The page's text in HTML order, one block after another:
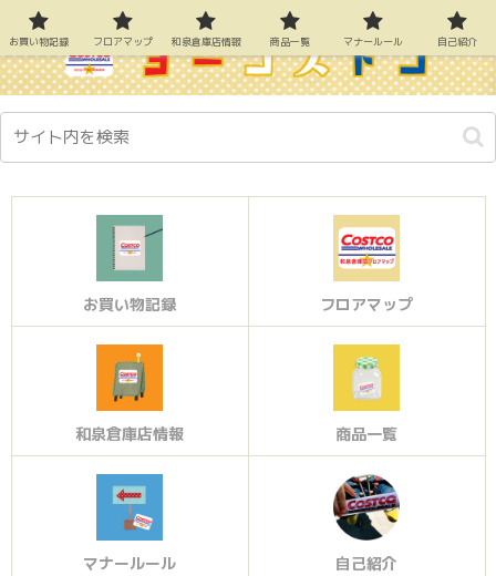
お買い物記録 フロアマップ
和泉倉庫店情報 商品一覧
マナールール 自己紹介
お買い物記録 フロアマップ 和泉倉庫店情報 商品一覧 マナールール 自己紹介